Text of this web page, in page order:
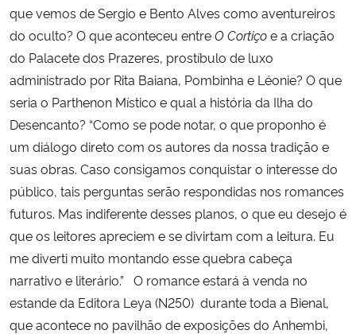
que vemos de Sergio e Bento Alves como aventureiros
do oculto? O que aconteceu entreO Cortiçoe a criação
do Palacete dos Prazeres, prostíbulo de luxo
administrado por Rita Baiana, Pombinha e Léonie? O que
seria o Parthenon Místico e qual a história da Ilha do
Desencanto? “Como se pode notar, o que proponho é
um diálogo direto com os autores da nossa tradição e
suas obras. Caso consigamos conquistar o interesse do
público, tais perguntas serão respondidas nos romances
futuros. Mas indiferente desses planos, o que eu desejo é
que os leitores apreciem e se divirtam com a leitura. Eu
me diverti muito montando esse quebra cabeça
narrativo e literário.” O romance estará à venda no
estande da Editora Leya (N250) durante toda a Bienal,
que acontece no pavilhão de exposições do Anhembi,